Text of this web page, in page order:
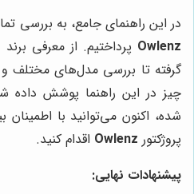
در این راهنمای جامع، به بررسی
Owlenz پرداختیم. از معرفی
گرفته تا بررسی مدل‌های مختلف
چیز در این راهنما پوشش داده
شده، اکنون می‌توانید با
پروژکتور Owlenz اقدام کنید.
پیشنهادات نهایی: